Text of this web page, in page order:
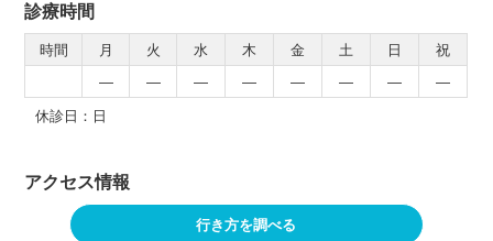
診療時間
時間 月 火 水 木 金 土 日
祝
―
― ― ― ― ― ―
―
休診日：日
アクセス情報
行き方を調べる